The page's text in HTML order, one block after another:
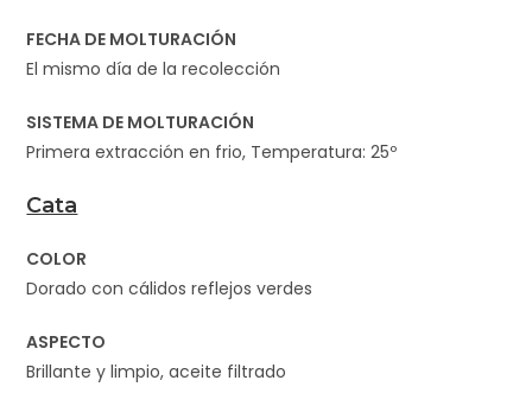
FECHA DE MOLTURACIÓN
El mismo día de la recolección
SISTEMA DE MOLTURACIÓN
Primera extracción en frio, Temperatura: 25º
Cata
COLOR
Dorado con cálidos reflejos verdes
ASPECTO
Brillante y limpio, aceite filtrado